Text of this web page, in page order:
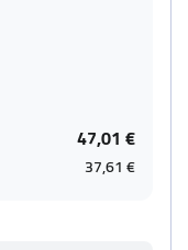
47,01 €
37,61 €